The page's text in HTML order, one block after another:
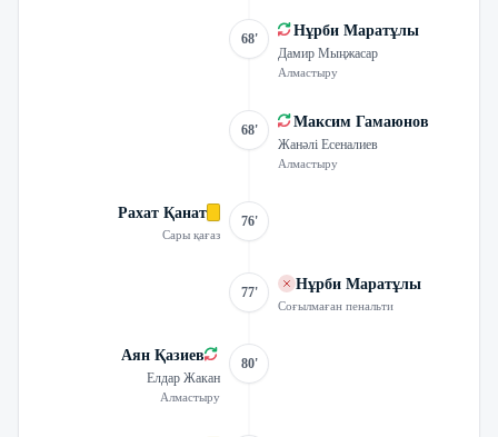
68' Нұрби Маратұлы
Дамир Мыңжасар
Алмастыру
68' Максим Гамаюнов
Жанәлі Есеналиев
Алмастыру
Рахат Қанат
Сары қағаз
76'
77' Нұрби Маратұлы
Соғылмаған пенальти
Аян Қазиев
Елдар Жакан
Алмастыру
80'